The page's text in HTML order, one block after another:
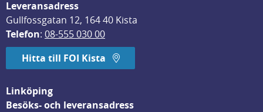
Leveransadress
Gullfossgatan 12, 164 40 Kista
Telefon: 08-555 030 00
Hitta till FOI Kista
Linköping
Besöks- och leveransadress